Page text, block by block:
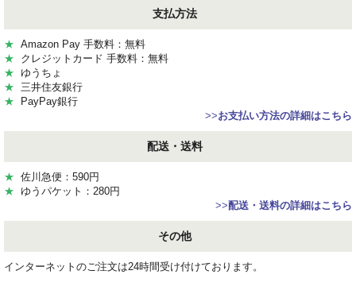
支払方法
★ Amazon Pay 手数料：無料
★ クレジットカード 手数料：無料
★ ゆうちょ
★ 三井住友銀行
★ PayPay銀行
>>お支払い方法の詳細はこちら
配送・送料
★ 佐川急便：590円
★ ゆうパケット：280円
>>配送・送料の詳細はこちら
その他
インターネットのご注文は24時間受け付けております。